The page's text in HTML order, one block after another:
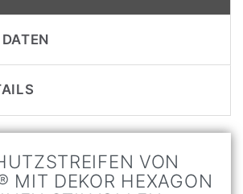
VON
MIT DEKOR HEXAGON